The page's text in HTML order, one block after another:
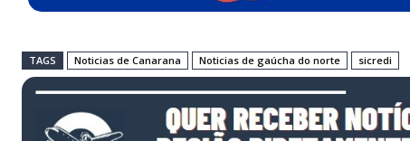
TAGS Noticias de Canarana Noticias de gaúcha do norte sicredi